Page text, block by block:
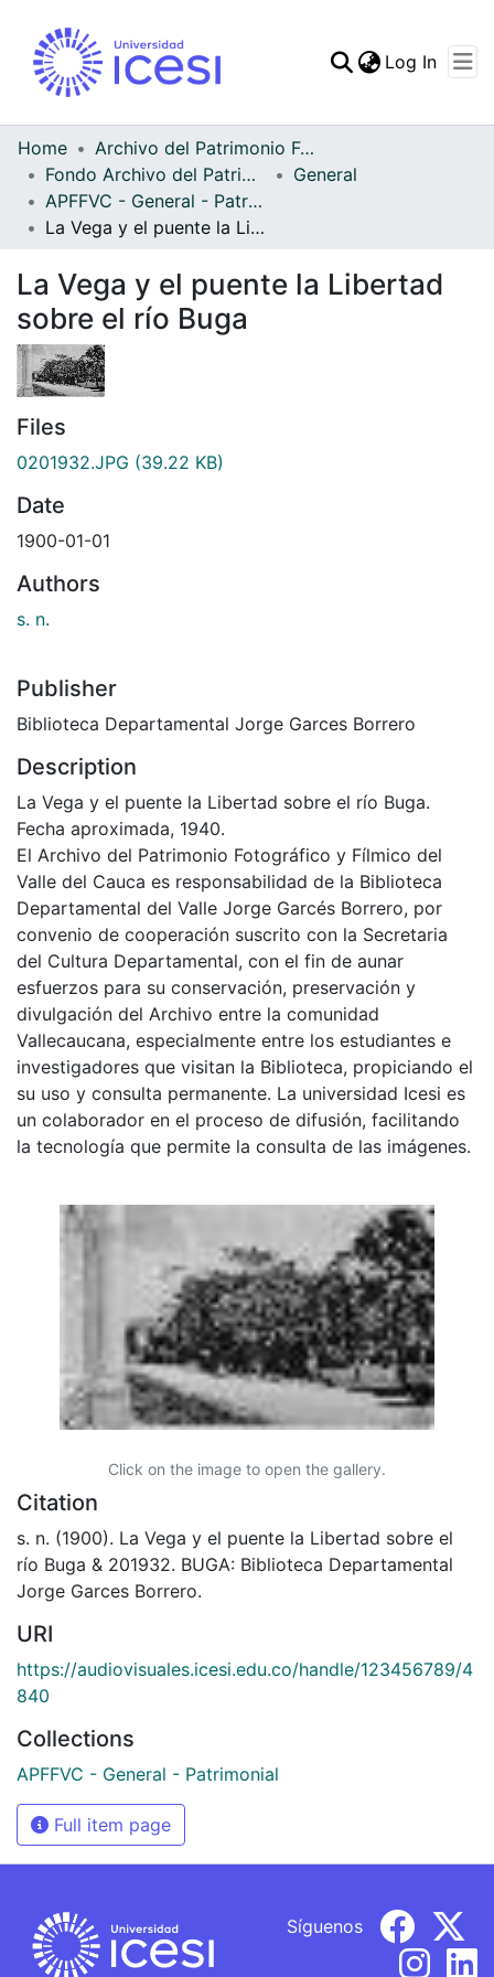
Statistics
Log In
Home
Archivo del Patrimonio Fotográfico y Fílmico del Valle del Cauca
Fondo Archivo del Patrimonio Fotográfico y Fílmico del Valle del Cauca
General
APFFVC - General - Patrimonial
La Vega y el puente la Libertad sobre el río Buga
La Vega y el puente la Libertad
sobre el río Buga
Files
0201932.JPG (39.22 KB)
Date
1900-01-01
Authors
s. n.
Publisher
Biblioteca Departamental Jorge Garces Borrero
Description
La Vega y el puente la Libertad sobre el río Buga.
Fecha aproximada, 1940.
El Archivo del Patrimonio Fotográfico y Fílmico del
Valle del Cauca es responsabilidad de la Biblioteca
Departamental del Valle Jorge Garcés Borrero, por
convenio de cooperación suscrito con la Secretaria
del Cultura Departamental, con el fin de aunar
esfuerzos para su conservación, preservación y
divulgación del Archivo entre la comunidad
Vallecaucana, especialmente entre los estudiantes e
investigadores que visitan la Biblioteca, propiciando el
su uso y consulta permanente. La universidad Icesi es
un colaborador en el proceso de difusión, facilitando
la tecnología que permite la consulta de las imágenes.
Click on the image to open the gallery.
Citation
s. n. (1900). La Vega y el puente la Libertad sobre el
río Buga & 201932. BUGA: Biblioteca Departamental
Jorge Garces Borrero.
URI
https://audiovisuales.icesi.edu.co/handle/123456789/4
840
Collections
APFFVC - General - Patrimonial
Full item page
Síguenos